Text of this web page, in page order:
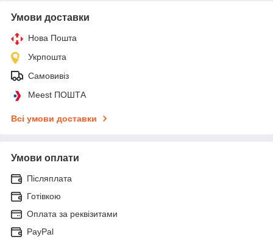
Умови доставки
Нова Пошта
Укрпошта
Самовивіз
Meest ПОШТА
Всі умови доставки
Умови оплати
Післяплата
Готівкою
Оплата за реквізитами
PayPal